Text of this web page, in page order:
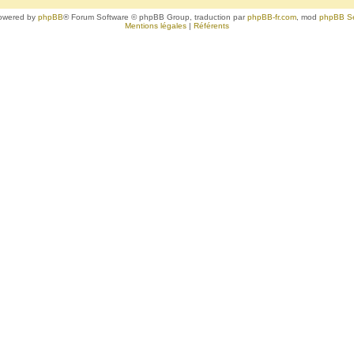
by phpBB® Forum Software © phpBB Group, traduction parphpBB-fr.com , mod phpBB
Mentions légales | Référents